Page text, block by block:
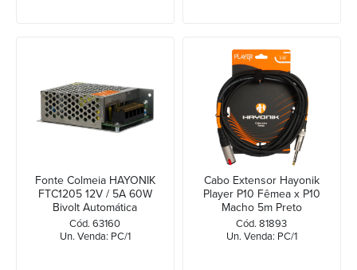
Fonte Colmeia HAYONIK
FTC1205 12V / 5A 60W
Bivolt Automática
Cód. 63160
Un. Venda: PC/1
Cabo Extensor Hayonik
Player P10 Fêmea x P10
Macho 5m Preto
Cód. 81893
Un. Venda: PC/1